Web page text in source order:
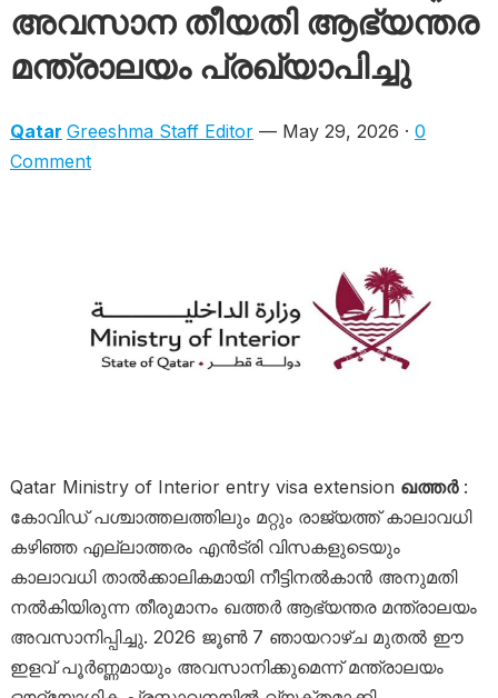
അവസാന തീയതി ആഭ്യന്തര
മന്ത്രാലയം പ്രഖ്യാപിച്ചു
Qatar Greeshma Staff Editor— May 29, 2026 · 0
Comment
Qatar Ministry of Interior entry visa extension ഖത്തർ:
കോവിഡ് പശ്ചാത്തലത്തിലും മറ്റും രാജ്യത്ത് കാലാവധി
കഴിഞ്ഞ എല്ലാത്തരം എൻട്രി വിസകളുടെയും
കാലാവധി താൽക്കാലികമായി നീട്ടിനൽകാൻ അനുമതി
നൽകിയിരുന്ന തീരുമാനം ഖത്തർ ആഭ്യന്തര മന്ത്രാലയം
അവസാനിപ്പിച്ചു. 2026 ജൂൺ 7 ഞായറാഴ്ച മുതൽ ഈ
ഇളവ് പൂർണ്ണമായും അവസാനിക്കുമെന്ന് മന്ത്രാലയം